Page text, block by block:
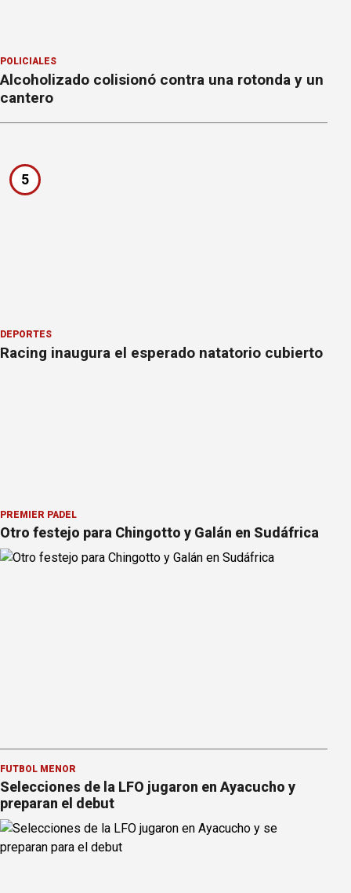
POLICIALES
Alcoholizado colisionó contra una rotonda y un
cantero
5
DEPORTES
Racing inaugura el esperado natatorio cubierto
PREMIER PÁDEL
Otro festejo para Chingotto y Galán en Sudáfrica
FÚTBOL MENOR
Selecciones de la LFO jugaron en Ayacucho y
preparan el debut